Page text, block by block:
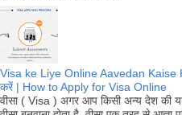
Visa ke Liye Online Aavedan Kaise
करें | How to Apply for Visa Online
वीसा ( Visa ) अगर आप किसी अन्य देश की